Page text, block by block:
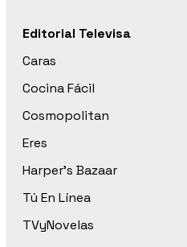
Editorial Televisa
Caras
Cocina Fácil
Cosmopolitan
Eres
Harper’s Bazaar
Tú En Línea
TVyNovelas